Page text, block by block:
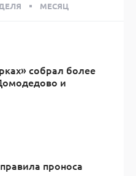
МЕСЯЦ
собрал более
и
проноса